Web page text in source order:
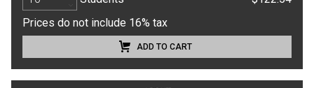
Prices do not include 16% tax
ADD TO CART